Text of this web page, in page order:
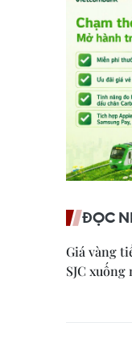
ĐỌC
Giá vàng
SJC xuống